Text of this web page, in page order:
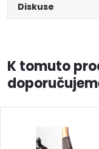
Diskuse
K tomuto